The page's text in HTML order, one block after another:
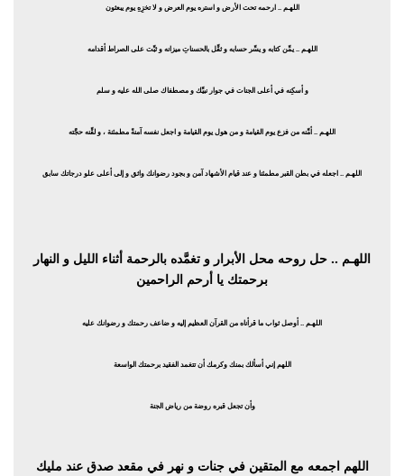
اللهـم .. ارحمه تحت الأرض و استره يوم العرض و لا تخزِهِ يوم يبعثون
اللهـم .. يمِّن كتابه و يسِّر حسابه و ثقِّل بالحسناتِ ميزانه و ثبِّت على الصراط أقدامه
و أسكِنه في أعلى الجنات في جوار نبيِّك و مصطفاك صلى الله عليه و سلم
اللهـم .. أمِّنه من فزع يوم القيامة و من هول يوم القيامة و اجعل نفسه آمنةً مطمئنة ، و لقِّنه حجَّته
اللهـم .. اجعله في بطن القبر مطمئنا و عند قيام الأشهاد آمن و بجود رضوانك واثق و إلى أعلى علو درجاتك سابق
اللهـم .. حل روحه محل الأبرار و تغمَّده بالرحمة أثناء الليل و النهار
برحمتك يا أرحم الراحمين
اللهـم .. أوصل ثواب ما قرأناه من القرآن العظيم إليه و ضاعف رحمتك و رضوانك عليه
اللهم إني أسألك بمنك وكرمك أن تتغمد الفقيد برحمتك الواسعة
وأن تجعل قبره روضة من رياض الجنة
اللهم اجمعه مع المتقين في جنات و نهر في مقعد صدق عند مليك